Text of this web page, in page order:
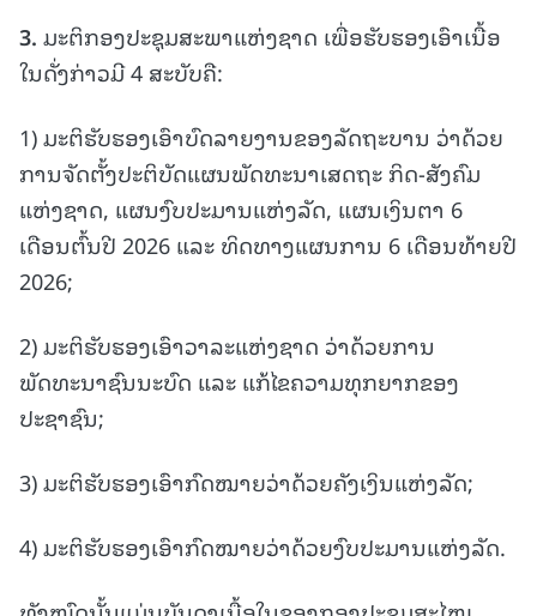
3. ມະຕິກອງປະຊຸມສະພາແຫ່ງຊາດ ເພື່ອຮັບຮອງເອົາເນື້ອ
ໃນດັ່ງກ່າວມີ 4 ສະບັບຄື:
1) ມະຕິຮັບຮອງເອົາບົດລາຍງານຂອງລັດຖະບານ ວ່າດ້ວຍ
ການຈັດຕັ້ງປະຕິບັດແຜນພັດທະນາເສດຖະ ກິດ-ສັງຄົມ
ແຫ່ງຊາດ, ແຜນງົບປະມານແຫ່ງລັດ, ແຜນເງິນຕາ 6
ເດືອນຕົ້ນປີ 2026 ແລະ ທິດທາງແຜນການ 6 ເດືອນທ້າຍປີ
2026;
2) ມະຕິຮັບຮອງເອົາວາລະແຫ່ງຊາດ ວ່າດ້ວຍການ
ພັດທະນາຊົນນະບົດ ແລະ ແກ້ໄຂຄວາມທຸກຍາກຂອງ
ປະຊາຊົນ;
3) ມະຕິຮັບຮອງເອົາກົດໝາຍວ່າດ້ວຍຄັງເງິນແຫ່ງລັດ;
4) ມະຕິຮັບຮອງເອົາກົດໝາຍວ່າດ້ວຍງົບປະມານແຫ່ງລັດ.